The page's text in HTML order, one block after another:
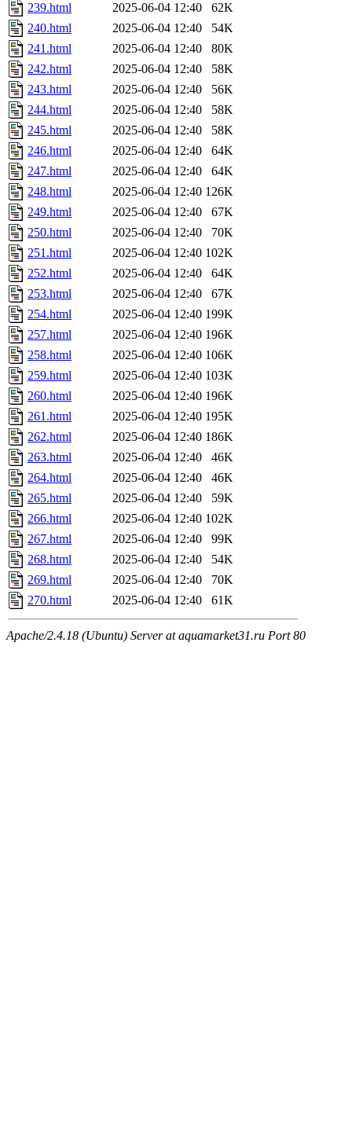
239.html
2025-06-04 12:40
62K
240.html
2025-06-04 12:40
54K
241.html
2025-06-04 12:40
80K
242.html
2025-06-04 12:40
58K
243.html
2025-06-04 12:40
56K
244.html
2025-06-04 12:40
58K
245.html
2025-06-04 12:40
58K
246.html
2025-06-04 12:40
64K
247.html
2025-06-04 12:40
64K
248.html
2025-06-04 12:40 126K
249.html
2025-06-04 12:40
67K
250.html
2025-06-04 12:40
70K
251.html
2025-06-04 12:40 102K
252.html
2025-06-04 12:40
64K
253.html
2025-06-04 12:40
67K
254.html
2025-06-04 12:40 199K
257.html
2025-06-04 12:40 196K
258.html
2025-06-04 12:40 106K
259.html
2025-06-04 12:40 103K
260.html
2025-06-04 12:40 196K
261.html
2025-06-04 12:40 195K
262.html
2025-06-04 12:40 186K
263.html
2025-06-04 12:40
46K
264.html
2025-06-04 12:40
46K
265.html
2025-06-04 12:40
59K
266.html
2025-06-04 12:40 102K
267.html
2025-06-04 12:40
99K
268.html
2025-06-04 12:40
54K
269.html
2025-06-04 12:40
70K
270.html
2025-06-04 12:40 61K
Apache/2.4.18 (Ubuntu) Server at aquamarket31.ru Port 80